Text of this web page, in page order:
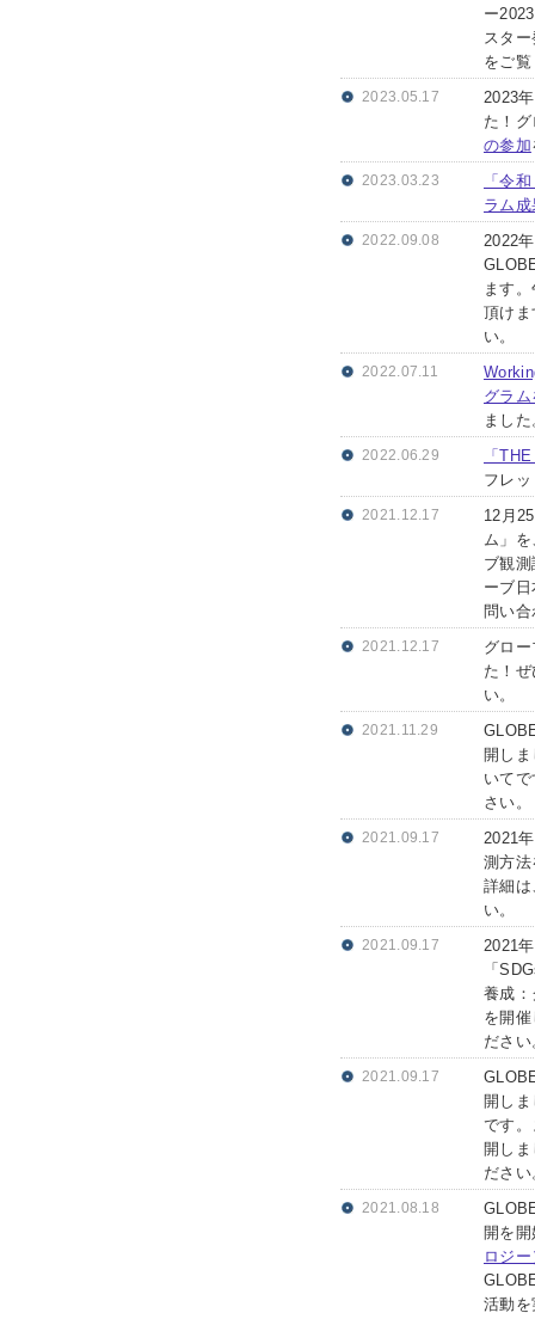
ー
スタ
をご
2023.05.17
2023
た！
の参加
2023.03.23
「令
ラム
2022.09.08
2022
ます
頂けま
い。
2022.07.11
グラ
ました
2022.06.29
「
フレ
2021.12.17
12月
ム」
ブ観
ーブ
問い
2021.12.17
グロ
た！ぜ
い。
2021.11.29
開し
いて
さい。
2021.09.17
2021
測方法
詳細は
い。
2021.09.17
2021
「
養成：
を開
ださい
2021.09.17
開し
です。
開し
ださい
2021.08.18
開を
ロジー
活動を